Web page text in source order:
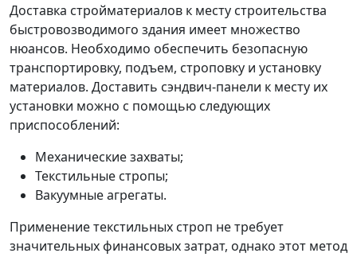
Доставка стройматериалов к месту строительства
быстровозводимого здания имеет множество
нюансов. Необходимо обеспечить безопасную
транспортировку, подъем, строповку и установку
материалов. Доставить сэндвич-панели к месту их
установки можно с помощью следующих
приспособлений:
Механические захваты;
Текстильные стропы;
Вакуумные агрегаты.
Применение текстильных строп не требует
значительных финансовых затрат, однако этот метод